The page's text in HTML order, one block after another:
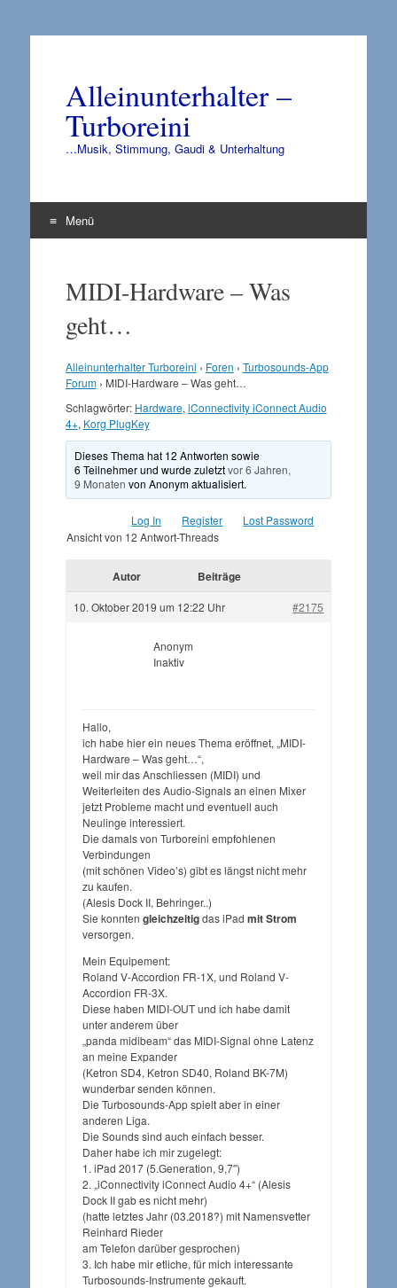
Alleinunterhalter –
Turboreini
…Musik, Stimmung, Gaudi & Unterhaltung
Menü
springenMIDI-Hardware – Was
geht…
Alleinunterhalter Turboreini › Foren › Turbosounds-App
Forum › MIDI-Hardware – Was geht…
Schlagwörter: Hardware, iConnectivity iConnect Audio
4+, Korg PlugKey
Dieses Thema hat 12 Antworten sowie
6 Teilnehmer und wurde zuletztvor 6 Jahren,
9 Monaten von Anonymaktualisiert.
Log In Register
Lost Password
Ansicht von 12 Antwort-Threads
Autor Beiträge
10. Oktober 2019 um 12:22 Uhr #2175
Anonym
Inaktiv
Hallo,
ich habe hier ein neues Thema eröffnet, „MIDI-
Hardware – Was geht…“,
weil mir das Anschliessen (MIDI) und
Weiterleiten des Audio-Signals an einen Mixer
jetzt Probleme macht und eventuell auch
Neulinge interessiert.
Die damals von Turboreini empfohlenen
Verbindungen
(mit schönen Video’s) gibt es längst nicht mehr
zu kaufen.
(Alesis Dock II, Behringer..)
Sie konnten gleichzeitigdas iPad mit Strom
versorgen.
Mein Equipement:
Roland V-Accordion FR-1X, und Roland V-
Accordion FR-3X.
Diese haben MIDI-OUT und ich habe damit
unter anderem über
„panda midibeam“ das MIDI-Signal ohne Latenz
an meine Expander
(Ketron SD4, Ketron SD40, Roland BK-7M)
wunderbar senden können.
Die Turbosounds-App spielt aber in einer
anderen Liga.
Die Sounds sind auch einfach besser.
Daher habe ich mir zugelegt:
1. iPad 2017 (5.Generation, 9,7″)
2. „iConnectivity iConnect Audio 4+“ (Alesis
Dock II gab es nicht mehr)
(hatte letztes Jahr (03.2018?) mit Namensvetter
Reinhard Rieder
am Telefon darüber gesprochen)
3. Ich habe mir etliche, für mich interessante
Turbosounds-Instrumente gekauft.